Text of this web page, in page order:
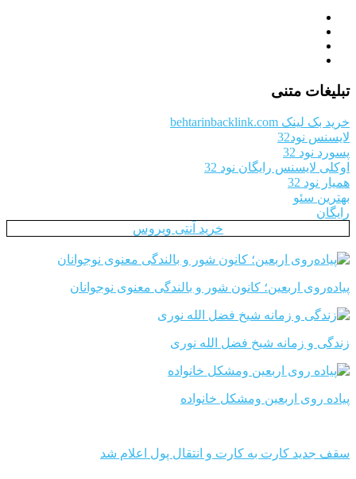
تبلیغات متنی
خرید بک لینک behtarinbacklink.com
لایسنس نود32
پسورد نود 32
اوکلی لایسنس رایگان نود 32
همیار نود 32
بهترین سئو
رایگان
خرید آنتی ویروس
پیاده‌روی اربعین؛ کانون شور و بالندگی معنوی نوجوانان
زندگی و زمانه شیخ فضل الله نوری
پیاده روی اربعین ومشکل خانواده
سقف جدید کارت به کارت و انتقال پول اعلام شد